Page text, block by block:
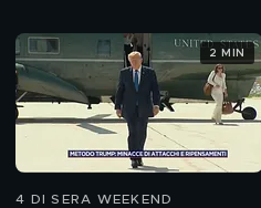
4 DI SERA WEEKEND
2 MIN